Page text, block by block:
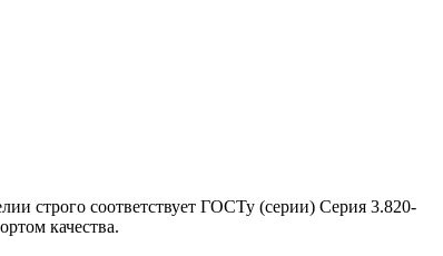
строго соответствует ГОСТу (серии) Серия 3.820-
качества.